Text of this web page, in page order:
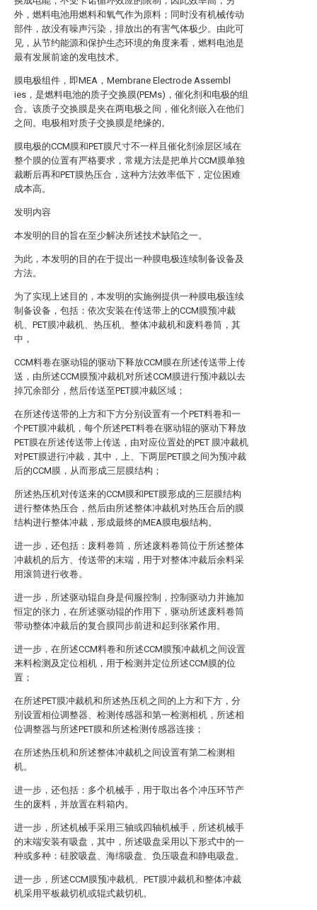
外，燃料电池用燃料和氧气作为原料；同时没有机械传动
部件，故没有噪声污染，排放出的有害气体极少。由此可
见，从节约能源和保护生态环境的角度来看，燃料电池是
最有发展前途的发电技术。
膜电极组件，即MEA，Membrane Electrode Assembl
ies，是燃料电池的质子交换膜(PEMs)，催化剂和电极的组
合。该质子交换膜是夹在两电极之间，催化剂嵌入在他们
之间。电极相对质子交换膜是绝缘的。
膜电极的CCM膜和PET膜尺寸不一样且催化剂涂层区域在
整个膜的位置有严格要求，常规方法是把单片CCM膜单独
裁断后再和PET膜热压合，这种方法效率低下，定位困难
成本高。
发明内容
本发明的目的旨在至少解决所述技术缺陷之一。
为此，本发明的目的在于提出一种膜电极连续制备设备及
方法。
为了实现上述目的，本发明的实施例提供一种膜电极连续
制备设备，包括：依次安装在传送带上的CCM膜预冲裁
机、PET膜冲裁机、热压机、整体冲裁机和废料卷筒，其
中，
CCM料卷在驱动辊的驱动下释放CCM膜在所述传送带上传
送，由所述CCM膜预冲裁机对所述CCM膜进行预冲裁以去
掉冗余部分，然后传送至PET膜冲裁区域；
在所述传送带的上方和下方分别设置有一个PET料卷和一
个PET膜冲裁机，每个所述PET料卷在驱动辊的驱动下释放
PET膜在所述传送带上传送，由对应位置处的PET 膜冲裁机
对PET膜进行冲裁，其中，上、下两层PET膜之间为预冲裁
后的CCM膜，从而形成三层膜结构；
所述热压机对传送来的CCM膜和PET膜形成的三层膜结构
进行整体热压合，然后由所述整体冲裁机对热压合后的膜
结构进行整体冲裁，形成最终的MEA膜电极结构。
进一步，还包括：废料卷筒，所述废料卷筒位于所述整体
冲裁机的后方、传送带的末端，用于对整体冲裁后余料采
用滚筒进行收卷。
进一步，所述驱动辊自身是伺服控制，控制驱动力并施加
恒定的张力，在所述驱动辊的作用下，驱动所述废料卷筒
带动整体冲裁后的复合膜同步前进和起到张紧作用。
进一步，在所述CCM料卷和所述CCM膜预冲裁机之间设置
来料检测及定位相机，用于检测并定位所述CCM膜的位
置；
在所述PET膜冲裁机和所述热压机之间的上方和下方，分
别设置相位调整器、检测传感器和第一检测相机，所述相
位调整器与所述PET膜和所述检测传感器连接；
在所述热压机和所述整体冲裁机之间设置有第二检测相
机。
进一步，还包括：多个机械手，用于取出各个冲压环节产
生的废料，并放置在料箱内。
进一步，所述机械手采用三轴或四轴机械手，所述机械手
的末端安装有吸盘，其中，所述吸盘采用以下形式中的一
种或多种：硅胶吸盘、海绵吸盘、负压吸盘和静电吸盘。
进一步，所述CCM膜预冲裁机、PET膜冲裁机和整体冲裁
机采用平板裁切机或辊式裁切机。